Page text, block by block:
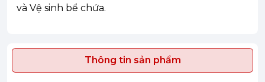
và Vệ sinh bể chứa.
Thông tin sản phẩm